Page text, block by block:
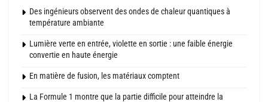
Des ingénieurs observent des ondes de chaleur quantiques à
température ambiante
Lumière verte en entrée, violette en sortie : une faible énergie
convertie en haute énergie
En matière de fusion, les matériaux comptent
La Formule 1 montre que la partie difficile pour atteindre la